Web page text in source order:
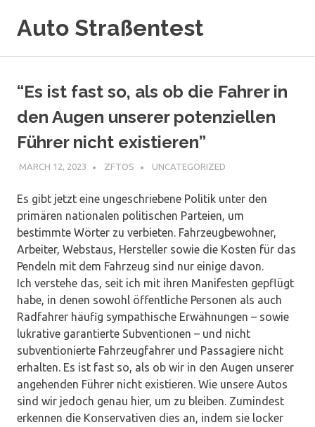
Auto Straßentest
“Es ist fast so, als ob die Fahrer in
den Augen unserer potenziellen
Führer nicht existieren”
MARCH 12, 2023 ZFTOS UNCATEGORIZED
Es gibt jetzt eine ungeschriebene Politik unter den
primären nationalen politischen Parteien, um
bestimmte Wörter zu verbieten. Fahrzeugbewohner,
Arbeiter, Webstaus, Hersteller sowie die Kosten für das
Pendeln mit dem Fahrzeug sind nur einige davon.
Ich verstehe das, seit ich mit ihren Manifesten gepflügt
habe, in denen sowohl öffentliche Personen als auch
Radfahrer häufig sympathische Erwähnungen – sowie
lukrative garantierte Subventionen – und nicht
subventionierte Fahrzeugfahrer und Passagiere nicht
erhalten. Es ist fast so, als ob wir in den Augen unserer
angehenden Führer nicht existieren. Wie unsere Autos
sind wir jedoch genau hier, um zu bleiben. Zumindest
erkennen die Konservativen dies an, indem sie locker